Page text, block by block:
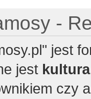
-
jest
jest
czy